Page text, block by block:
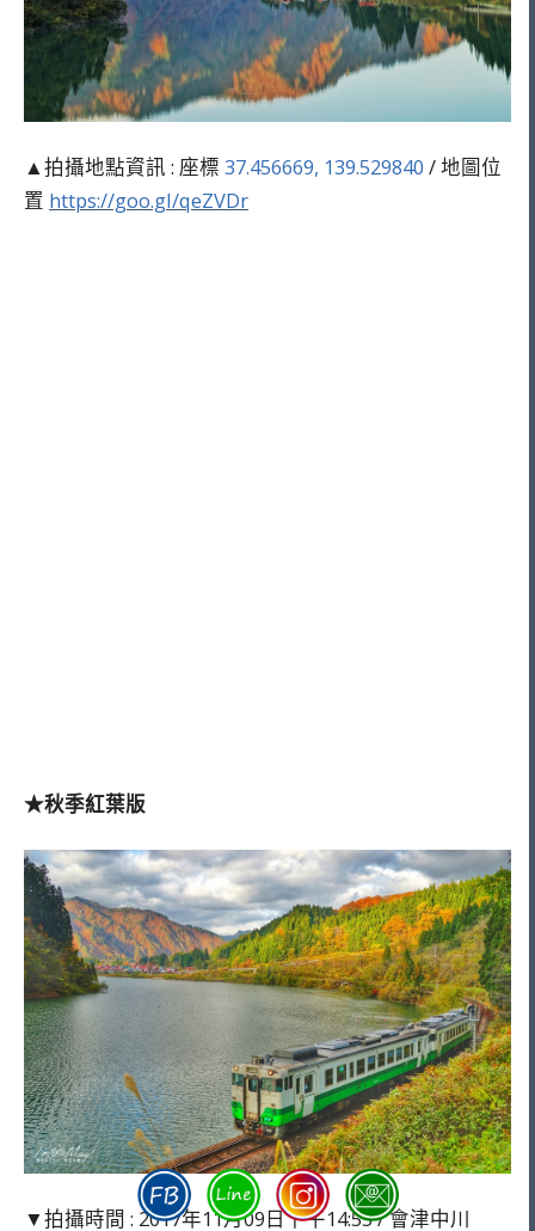
▲拍攝地點資訊 : 座標 37.456669, 139.529840 / 地圖位
置 https://goo.gl/qeZVDr
★秋季紅葉版
▼拍攝時間 : 2017年11月09日下午14:55 / 會津中川